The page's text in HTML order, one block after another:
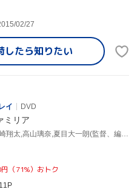
02/27
したら知りたい
イ
DVD
ミリア
藤江れいな,高崎翔太,高山璃奈,夏目大一朗(監督、編集、脚本)
（71%）おトク